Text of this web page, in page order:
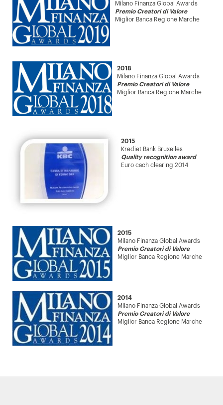
Milano Finanza Global Awards
Premio Creatori di Valore
Miglior Banca Regione Marche
2018
Milano Finanza Global Awards
Premio Creatori di Valore
Miglior Banca Regione Marche
2015
Krediet Bank Bruxelles
Quality recognition award
Euro cach clearing 2014
2015
Milano Finanza Global Awards
Premio Creatori di Valore
Miglior Banca Regione Marche
2014
Milano Finanza Global Awards
Premio Creatori di Valore
Miglior Banca Regione Marche